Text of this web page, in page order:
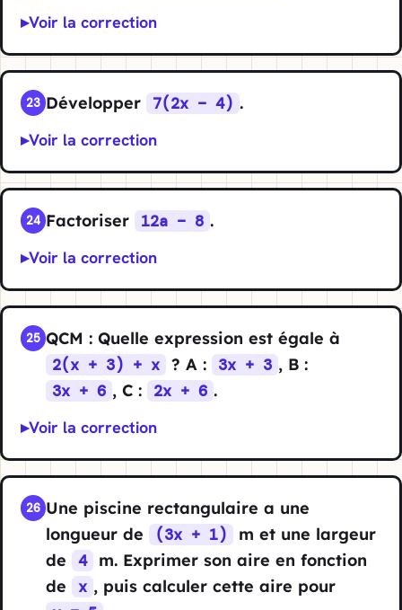
Voir la correction
23 Développer 7(2x − 4) .
Voir la correction
24 Factoriser 12a − 8 .
Voir la correction
25 QCM : Quelle expression est égale à
2(x + 3) + x ? A : 3x + 3 , B :
3x + 6 , C : 2x + 6 .
Voir la correction
26 Une piscine rectangulaire a une
longueur de
(3x + 1)
m et une largeur
de
4
m. Exprimer son aire en fonction
de
x , puis calculer cette aire pour